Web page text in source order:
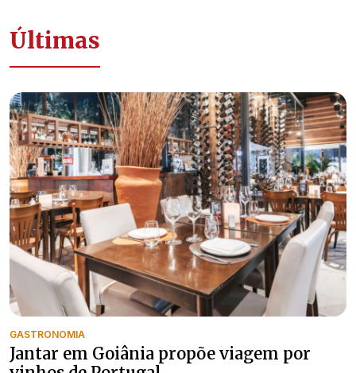
Últimas
GASTRONOMIA
Jantar em Goiânia propõe viagem por